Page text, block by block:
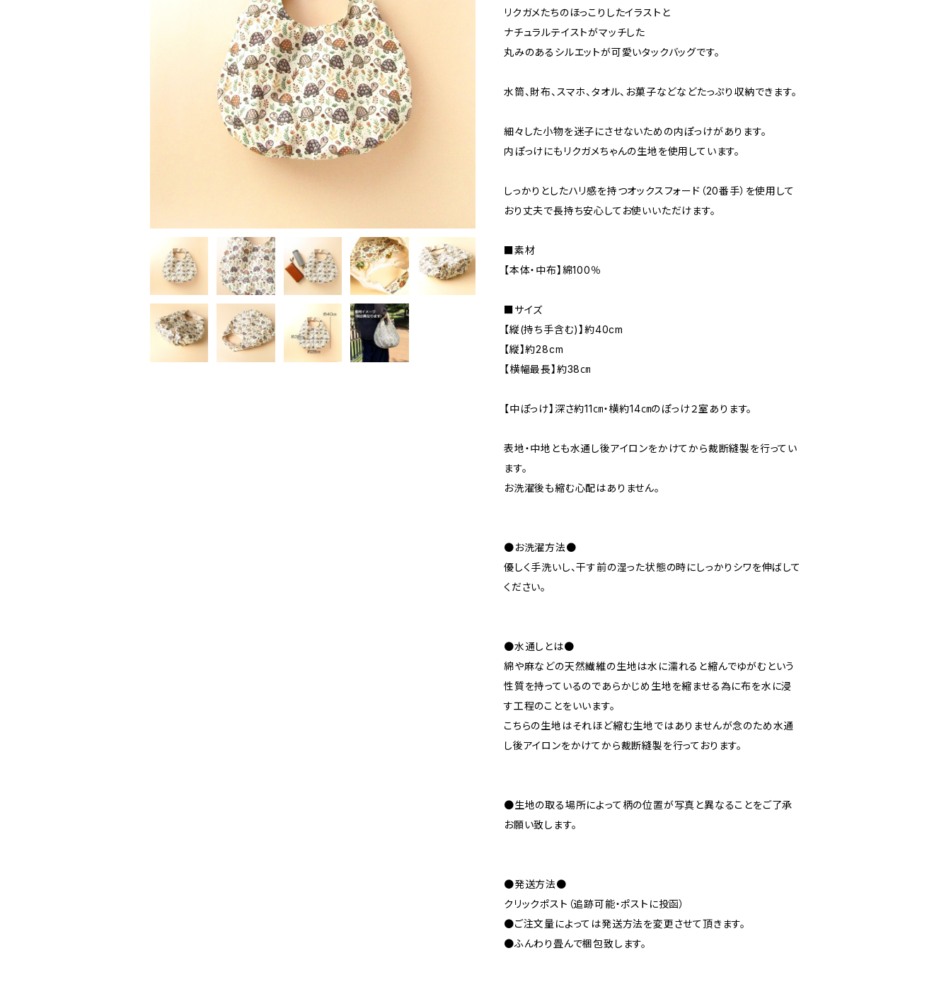
リクガメたちのほっこりしたイラストと
ナチュラルテイストがマッチした
丸みのあるシルエットが可愛いタックバッグです。
水筒、財布、スマホ、タオル、お菓子などなどたっぷり収納できます。
細々した小物を迷子にさせないための内ぽっけがあります。
内ぽっけにもリクガメちゃんの生地を使用しています。
しっかりとしたハリ感を持つオックスフォード（20番手）を使用して
おり丈夫で長持ち安心してお使いいただけます。
■素材
【本体・中布】綿100％
■サイズ
【縦(持ち手含む)】約40cm
【縦】約28cm
【横幅最長】約38㎝
【中ぽっけ】深さ約11㎝・横約14㎝のぽっけ２室あります。
表地・中地とも水通し後アイロンをかけてから裁断縫製を行ってい
ます。
お洗濯後も縮む心配はありません。
●お洗濯方法●
優しく手洗いし、干す前の湿った状態の時にしっかりシワを伸ばして
ください。
●水通しとは●
綿や麻などの天然繊維の生地は水に濡れると縮んでゆがむという
性質を持っているのであらかじめ生地を縮ませる為に布を水に浸
す工程のことをいいます。
こちらの生地はそれほど縮む生地ではありませんが念のため水通
し後アイロンをかけてから裁断縫製を行っております。
●生地の取る場所によって柄の位置が写真と異なることをご了承
お願い致します。
●発送方法●
クリックポスト（追跡可能・ポストに投函）
●ご注文量によっては発送方法を変更させて頂きます。
●ふんわり畳んで梱包致します。